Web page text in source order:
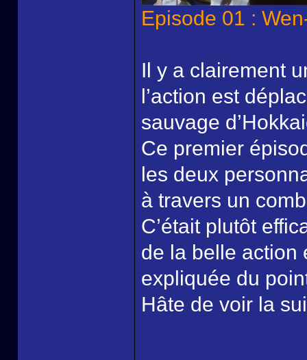
Episode 01 :
Il y a clairement
l’action est
sauvage
Ce premier
les deux
à travers un
C’était plutôt
de la belle action
expliquée du
Hâte de voir la